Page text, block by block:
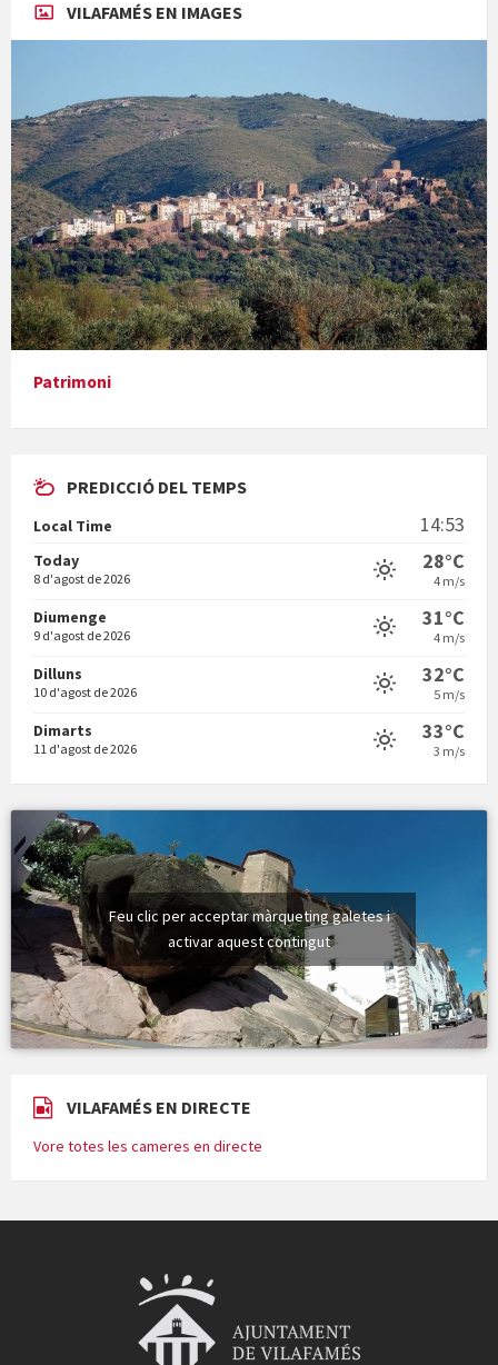
Concerts al Museu
Presentació del llibre &quot;La mare&quot;, d'Emma Zafon
En Bum
Vermuts a la Font. Hit parit
VILAFAMÉS EN IMAGES
Patrimoni
PREDICCIÓ DEL TEMPS
Local Time 14:53
Today
8 d'agost de 2026
28°C
4 m/s
Diumenge
9 d'agost de 2026
31°C
4 m/s
Dilluns
10 d'agost de 2026
32°C
5 m/s
Dimarts
11 d'agost de 2026
33°C
3 m/s
Feu clic per acceptar màrqueting galetes i
activar aquest contingut
VILAFAMÉS EN DIRECTE
Vore totes les cameres en directe